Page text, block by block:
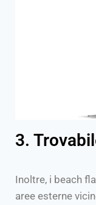
3.
Inoltre, i beach
aree esterne